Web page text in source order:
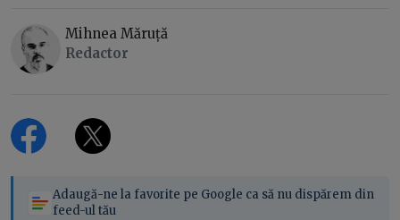
Mihnea Măruță
Redactor
Adaugă-ne la favorite pe Google ca să nu dispărem din
feed-ul tău